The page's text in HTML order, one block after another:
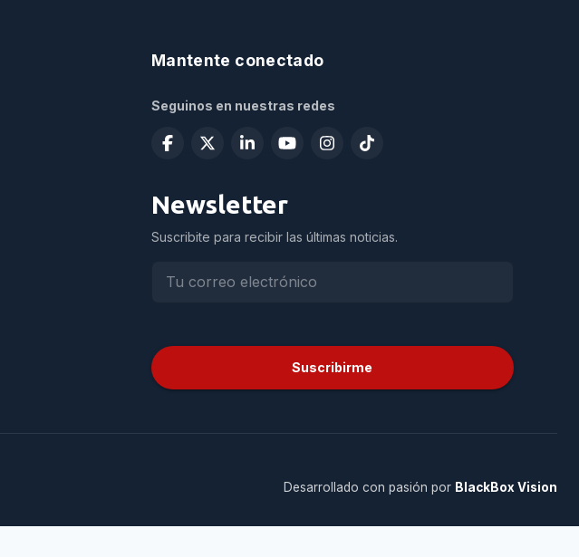
Mantente conectado
Seguinos en nuestras redes
Newsletter
Suscribite para recibir las últimas noticias.
Suscribirme
Desarrollado con pasión por BlackBox Vision